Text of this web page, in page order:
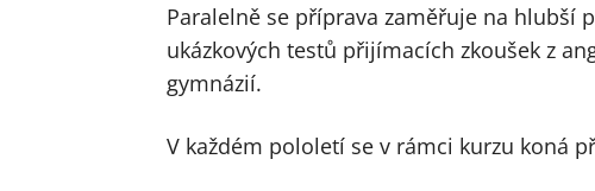
Paralelně se příprava zaměřuje na hlubší
ukázkových testů přijímacích zkoušek z
gymnázií.
V každém pololetí se v rámci kurzu koná